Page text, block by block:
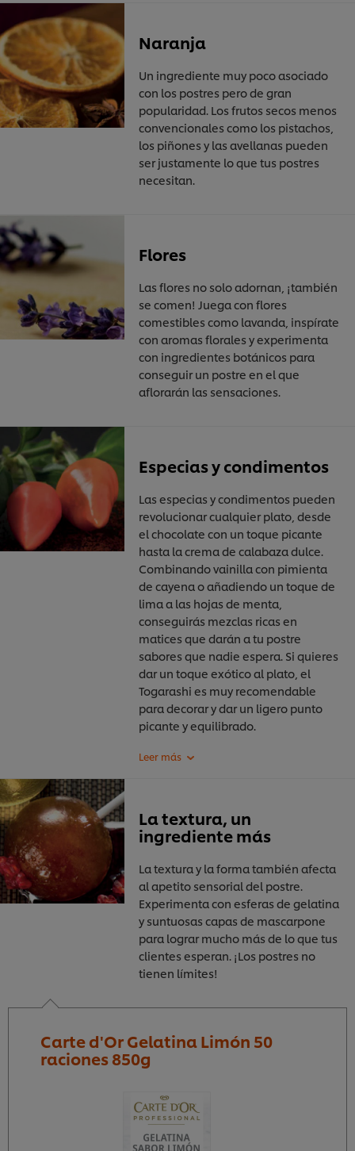
Naranja
Un ingrediente muy poco asociado
con los postres pero de gran
popularidad. Los frutos secos menos
convencionales como los pistachos,
los piñones y las avellanas pueden
ser justamente lo que tus postres
necesitan.
Flores
Las flores no solo adornan, ¡también
se comen! Juega con flores
comestibles como lavanda, inspírate
con aromas florales y experimenta
con ingredientes botánicos para
conseguir un postre en el que
aflorarán las sensaciones.
Especias y condimentos
Las especias y condimentos pueden
revolucionar cualquier plato, desde
el chocolate con un toque picante
hasta la crema de calabaza dulce.
Combinando vainilla con pimienta
de cayena o añadiendo un toque de
lima a las hojas de menta,
conseguirás mezclas ricas en
matices que darán a tu postre
sabores que nadie espera. Si quieres
dar un toque exótico al plato, el
Togarashi es muy recomendable
para decorar y dar un ligero punto
picante y equilibrado.
La textura, un
ingrediente más
La textura y la forma también afecta
al apetito sensorial del postre.
Experimenta con esferas de gelatina
y suntuosas capas de mascarpone
para lograr mucho más de lo que tus
clientes esperan. ¡Los postres no
tienen límites!
Carte d'Or Gelatina Limón 50
raciones 850g